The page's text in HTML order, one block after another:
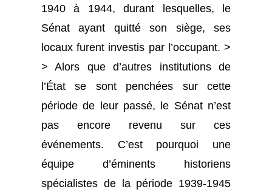
1940 à 1944, durant lesquelles, le
Sénat ayant quitté son siège, ses
locaux furent investis par l’occupant. >
> Alors que d’autres institutions de
l’État se sont penchées sur cette
période de leur passé, le Sénat n’est
pas encore revenu sur ces
événements. C’est pourquoi une
équipe d’éminents historiens
spécialistes de la période 1939-1945